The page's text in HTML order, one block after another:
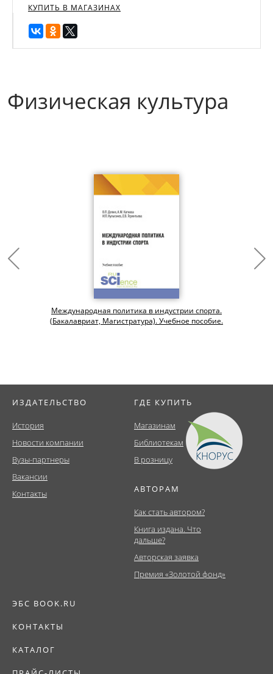
КУПИТЬ В МАГАЗИНАХ
Физическая культура
Международная политика в индустрии спорта.
(Бакалавриат, Магистратура). Учебное пособие.
ИЗДАТЕЛЬСТВО
История
Новости компании
Вузы-партнеры
Вакансии
Контакты
ГДЕ КУПИТЬ
Магазинам
Библиотекам
В розницу
АВТОРАМ
Как стать автором?
Книга издана. Что
дальше?
Авторская заявка
Премия «Золотой фонд»
ЭБС BOOK.RU
КОНТАКТЫ
КАТАЛОГ